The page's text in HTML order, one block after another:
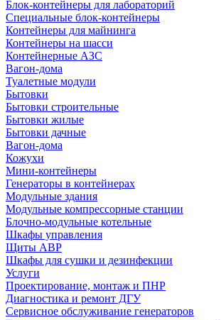
Блок-контейнеры для лабораторий
Специальные блок-контейнеры
Контейнеры для майнинга
Контейнеры на шасси
Контейнерные АЗС
Вагон-дома
Туалетные модули
Бытовки
Бытовки строительные
Бытовки жилые
Бытовки дачные
Вагон-дома
Кожухи
Мини-контейнеры
Генераторы в контейнерах
Модульные здания
Модульные компрессорные станции
Блочно-модульные котельные
Шкафы управления
Щиты АВР
Шкафы для сушки и дезинфекции
Услуги
Проектирование, монтаж и ПНР
Диагностика и ремонт ДГУ
Сервисное обслуживание генераторов